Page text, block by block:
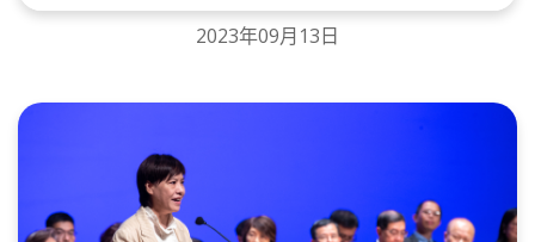
2023年09月13日